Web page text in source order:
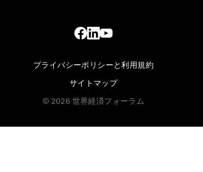
プライバシーポリシーと利用規約
サイトマップ
© 2026 世界経済フォーラム